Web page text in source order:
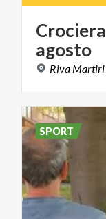
Crociera
agosto
Riva Martiri
SPORT